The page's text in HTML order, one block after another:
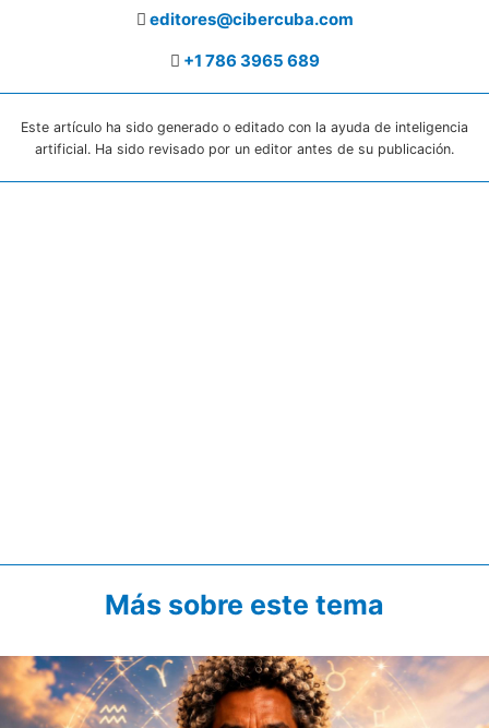
editores@cibercuba.com
+1 786 3965 689
Este artículo ha sido generado o editado con la ayuda de inteligencia
artificial. Ha sido revisado por un editor antes de su publicación.
Más sobre este tema